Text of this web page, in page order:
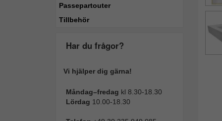
Passepartouter
Tillbehör
Har du frågor?
Vi hjälper dig gärna!
Måndag–fredag kl 8.30-18.30
Lördag 10.00-18.30